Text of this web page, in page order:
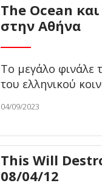
The Ocean
στην Αθήνα
Το μεγάλο φινάλε
του ελληνικού
04/09/2023
This Will
08/04/12